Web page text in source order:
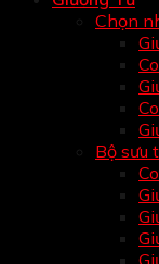
Chọn
Bộ sưu